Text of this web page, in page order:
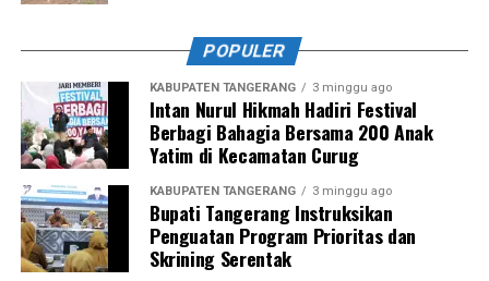
POPULER
KABUPATEN TANGERANG 3 minggu ago
Intan Nurul Hikmah Hadiri Festival
Berbagi Bahagia Bersama 200 Anak
Yatim di Kecamatan Curug
KABUPATEN TANGERANG 3 minggu ago
Bupati Tangerang Instruksikan
Penguatan Program Prioritas dan
Skrining Serentak